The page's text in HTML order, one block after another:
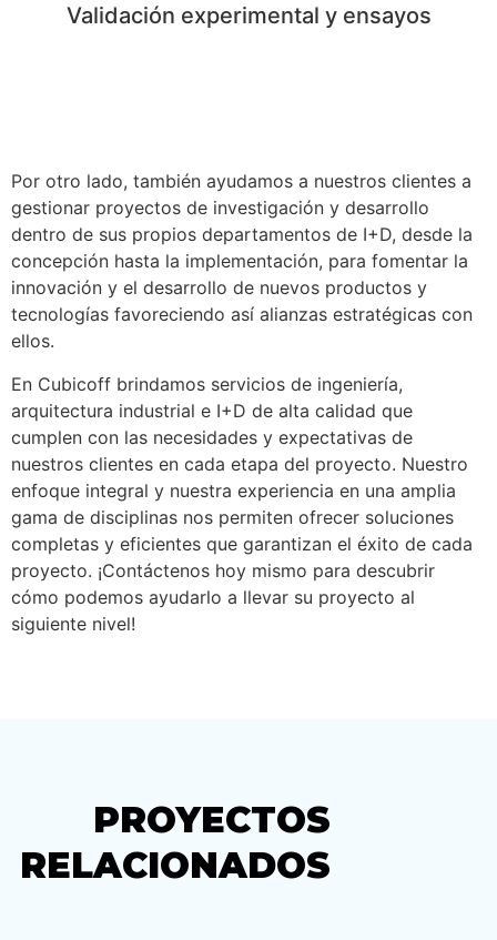
Validación experimental y ensayos
Por otro lado, también ayudamos a nuestros clientes a
gestionar proyectos de investigación y desarrollo
dentro de sus propios departamentos de I+D, desde la
concepción hasta la implementación, para fomentar la
innovación y el desarrollo de nuevos productos y
tecnologías favoreciendo así alianzas estratégicas con
ellos.
En Cubicoff brindamos servicios de ingeniería,
arquitectura industrial e I+D de alta calidad que
cumplen con las necesidades y expectativas de
nuestros clientes en cada etapa del proyecto. Nuestro
enfoque integral y nuestra experiencia en una amplia
gama de disciplinas nos permiten ofrecer soluciones
completas y eficientes que garantizan el éxito de cada
proyecto. ¡Contáctenos hoy mismo para descubrir
cómo podemos ayudarlo a llevar su proyecto al
siguiente nivel!
PROYECTOS
RELACIONADOS